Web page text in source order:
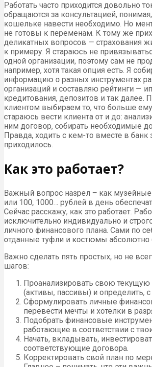
Работать часто приходится довольно
обращаются за консультацией,
кошельке навести необходимо. Но
не готовы к переменам. К тому же
деликатных вопросов — страхования
к примеру. Я стараюсь не
одной организации, поэтому сам не
например, хотя такая опция есть. Я
информацию о разных инструментах
организаций и составляю рейтинги —
кредитования, депозитов и так далее.
клиентом выбираем то, что больше ему
стараюсь вести клиента от и до:
ним договор, собирать необходимые
Правда, ходить с кем-то вместе в банк
приходилось.
Как это работает?
Важный вопрос назрел – как
или 100, 1000… рублей в день
Сейчас расскажу, как это работает.
исключительно индивидуально и
личного финансового плана. Сами по
отданные туфли и костюмы абсолютно
Важно сделать пять простых, но не
шагов:
Проанализировать свою текущую
(активы, пассивы) и определить, с
Сформулировать личные
перевести мечты и хотелки в
Подобрать финансовые
работающие в соответствии с
Начать, вкладывать,
соответствующие договора.
Корректировать свой план по